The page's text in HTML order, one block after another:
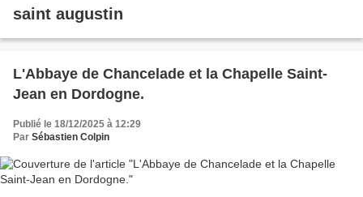
saint augustin
L'Abbaye de Chancelade et la Chapelle Saint-
Jean en Dordogne.
Publié le 18/12/2025 à 12:29
Par Sébastien Colpin